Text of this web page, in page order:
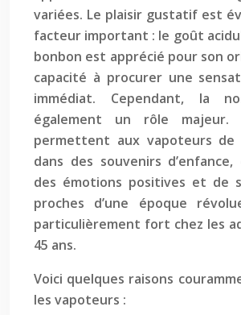
variées. Le plaisir gustatif est
facteur important : le goût
bonbon est apprécié pour son
capacité à procurer une
immédiat. Cependant, la
également un rôle majeur.
permettent aux vapoteurs de
dans des souvenirs
des émotions positives et de
proches d’une époque
particulièrement fort chez les
45 ans.
Voici quelques raisons
les vapoteurs :